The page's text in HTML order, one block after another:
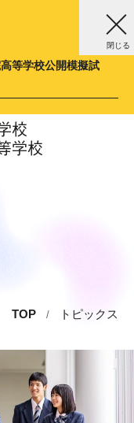
等学校公開模擬試
閉じる
校
学校
TOP トピックス